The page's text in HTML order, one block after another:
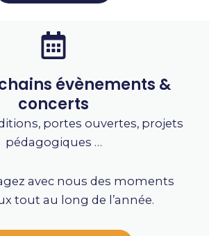
évènements &
concerts
portes ouvertes, projets
pédagogiques …
avec nous des moments
tout au long de l’année.